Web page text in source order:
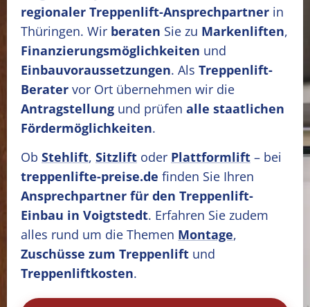
regionaler Treppenlift-Ansprechpartner in
Thüringen. Wir beraten Sie zu Markenliften,
Finanzierungsmöglichkeiten und
Einbauvoraussetzungen. Als Treppenlift-
Berater vor Ort übernehmen wir die
Antragstellung und prüfen alle staatlichen
Fördermöglichkeiten.
Ob Stehlift, Sitzlift oder Plattformlift – bei
treppenlifte-preise.de finden Sie Ihren
Ansprechpartner für den Treppenlift-
Einbau in Voigtstedt. Erfahren Sie zudem
alles rund um die Themen Montage,
Zuschüsse zum Treppenlift und
Treppenliftkosten.